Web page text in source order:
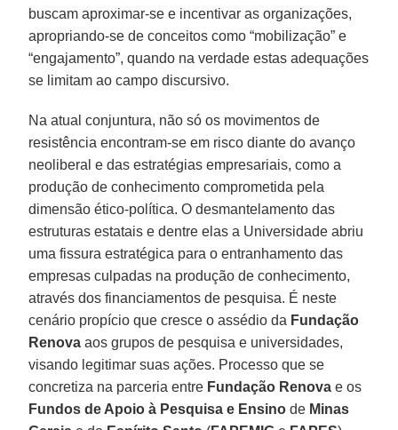
buscam aproximar-se e incentivar as organizações,
apropriando-se de conceitos como “mobilização” e
“engajamento”, quando na verdade estas adequações
se limitam ao campo discursivo.
Na atual conjuntura, não só os movimentos de
resistência encontram-se em risco diante do avanço
neoliberal e das estratégias empresariais, como a
produção de conhecimento comprometida pela
dimensão ético-política. O desmantelamento das
estruturas estatais e dentre elas a Universidade abriu
uma fissura estratégica para o entranhamento das
empresas culpadas na produção de conhecimento,
através dos financiamentos de pesquisa. É neste
cenário propício que cresce o assédio da Fundação
Renova aos grupos de pesquisa e universidades,
visando legitimar suas ações. Processo que se
concretiza na parceria entre Fundação Renova e os
Fundos de Apoio à Pesquisa e Ensino de Minas